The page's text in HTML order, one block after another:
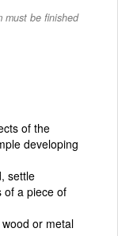
must be finished
of the
developing
settle
of a piece of
or metal